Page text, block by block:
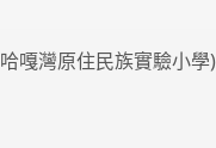
嘎灣原住民族實驗小學)